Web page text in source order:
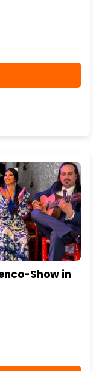
Show in